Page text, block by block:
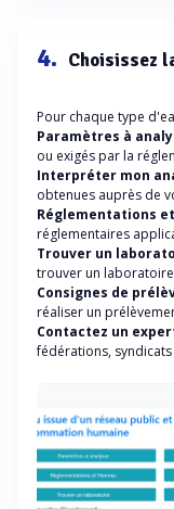
4. Choisissez
Pour chaque type
Paramètres à
ou exigés par la
Interpréter mon
obtenues auprès de
Réglementations
réglementaires
Trouver un
trouver un
Consignes de
réaliser un
Contactez un
fédérations,